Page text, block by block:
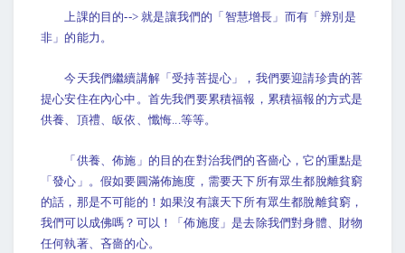
上課的目的--> 就是讓我們的「智慧增長」而有「辨別是
非」的能力。
今天我們繼續講解「受持菩提心」，我們要迎請珍貴的菩
提心安住在內心中。首先我們要累積福報，累積福報的方式是
供養、頂禮、皈依、懺悔...等等。
「供養、佈施」的目的在對治我們的吝嗇心，它的重點是
「發心」。假如要圓滿佈施度，需要天下所有眾生都脫離貧窮
的話，那是不可能的！如果沒有讓天下所有眾生都脫離貧窮，
我們可以成佛嗎？可以！「佈施度」是去除我們對身體、財物
任何執著、吝嗇的心。